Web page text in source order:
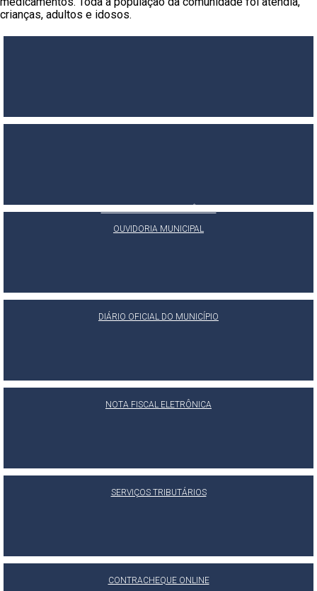
crianças, adultos e idosos.
OUVIDORIA MUNICIPAL
DIÁRIO OFICIAL DO MUNICÍPIO
NOTA FISCAL ELETRÔNICA
SERVIÇOS TRIBUTÁRIOS
CONTRACHEQUE ONLINE